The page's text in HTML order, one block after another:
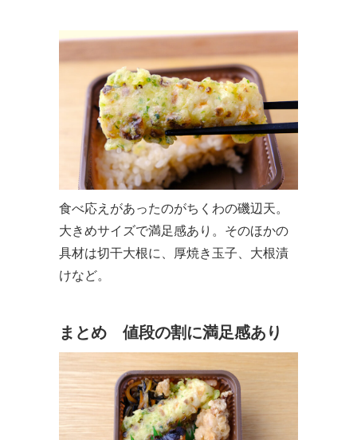
食べ応えがあったのがちくわの磯辺天。
大きめサイズで満足感あり。そのほかの
具材は切干大根に、厚焼き玉子、大根漬
けなど。
まとめ 値段の割に満足感あり